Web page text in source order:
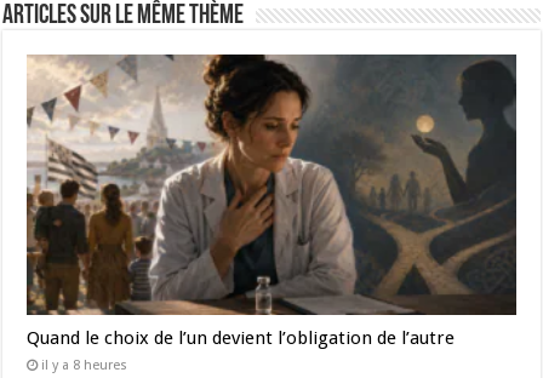
Articles sur le même thème
Quand le choix de l’un devient l’obligation de l’autre
il y a 8 heures